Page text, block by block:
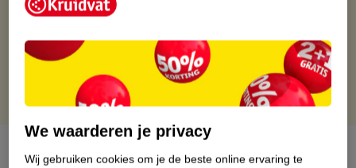
Gratis thuisbezorgd vanaf 50.00
Gratis punten met je Kruidvat kaart
Over dit product
We waarderen je privacy
Wij gebruiken cookies om je de beste online ervaring te